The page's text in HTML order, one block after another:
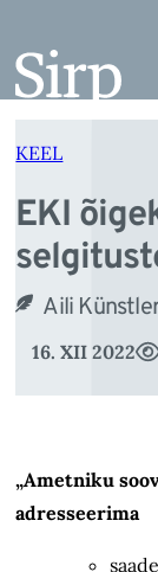
juurde
KEEL
EKI
Aili
16. XII 2022
„Ametniku
adresseerima